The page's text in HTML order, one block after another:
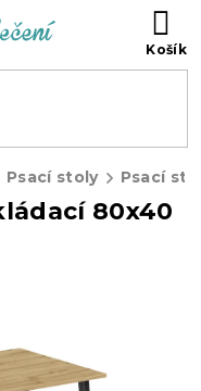
Psací stoly
80x40